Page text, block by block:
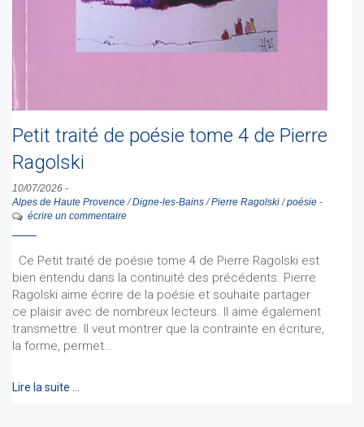
Petit traité de poésie tome 4 de Pierre
Ragolski
10/07/2026 -
Alpes de Haute Provence/Digne-les-Bains/Pierre Ragolski/poésie -
écrire un commentaire
Ce Petit traité de poésie tome 4 de Pierre Ragolski est
bien entendu dans la continuité des précédents. Pierre
Ragolski aime écrire de la poésie et souhaite partager
ce plaisir avec de nombreux lecteurs. Il aime également
transmettre. Il veut montrer que la contrainte en écriture,
la forme, permet…
Lire la suite …